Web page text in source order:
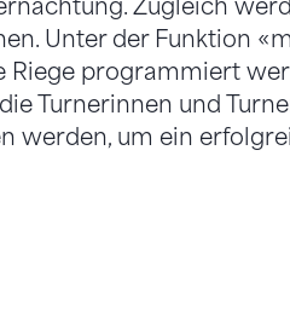
Zugleich
Unter der Funktion
programmiert
Turnerinnen und
werden, um ein